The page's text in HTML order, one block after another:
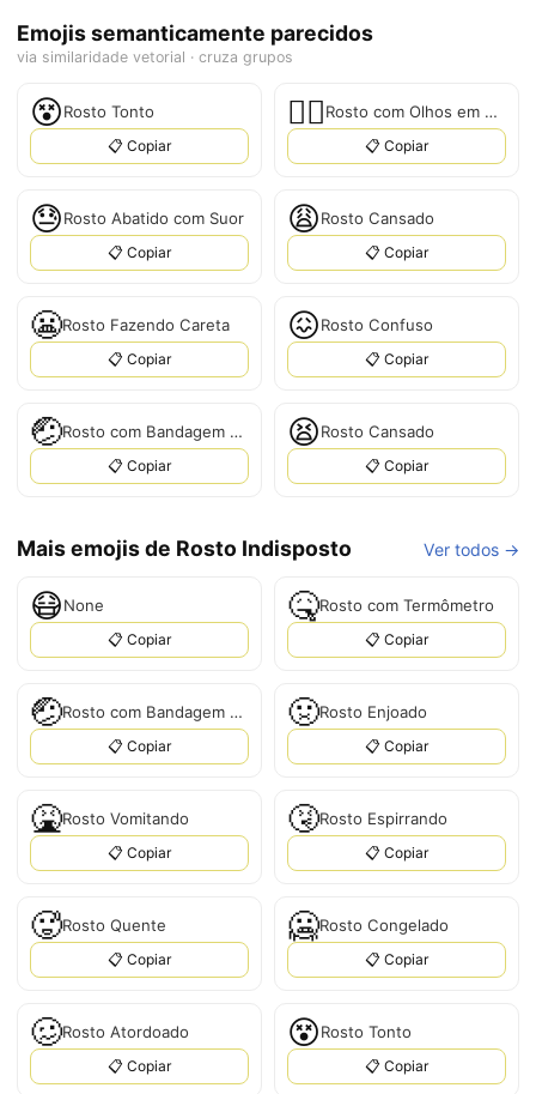
Emojis semanticamente parecidos
via similaridade vetorial · cruza grupos
😵Rosto Tonto
📋 Copiar
😵‍💫 Rosto com Olhos em Espiral
📋 Copiar
😓Rosto Abatido com Suor
📋 Copiar
😩Rosto Cansado
📋 Copiar
😬Rosto Fazendo Careta
📋 Copiar
😖Rosto Confuso
📋 Copiar
🤕 Rosto com Bandagem na Cabeça
📋 Copiar
😫Rosto Cansado
📋 Copiar
Mais emojis de Rosto Indisposto Ver todos →
😷None
📋 Copiar
🤒Rosto com Termômetro
📋 Copiar
🤕 Rosto com Bandagem na Cabeça
📋 Copiar
🤢Rosto Enjoado
📋 Copiar
🤮Rosto Vomitando
📋 Copiar
🤧Rosto Espirrando
📋 Copiar
🥵Rosto Quente
📋 Copiar
🥶Rosto Congelado
📋 Copiar
🥴Rosto Atordoado
📋 Copiar
😵Rosto Tonto
📋 Copiar